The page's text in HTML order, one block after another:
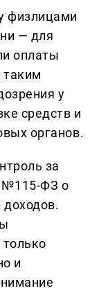
физлицами
— для
оплаты
таким
у
средств и
органов.
за
№115-ФЗ о
и